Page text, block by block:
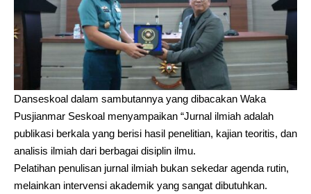
Danseskoal dalam sambutannya yang dibacakan Waka
Pusjianmar Seskoal menyampaikan “Jurnal ilmiah adalah
publikasi berkala yang berisi hasil penelitian, kajian teoritis, dan
analisis ilmiah dari berbagai disiplin ilmu.
Pelatihan penulisan jurnal ilmiah bukan sekedar agenda rutin,
melainkan intervensi akademik yang sangat dibutuhkan.